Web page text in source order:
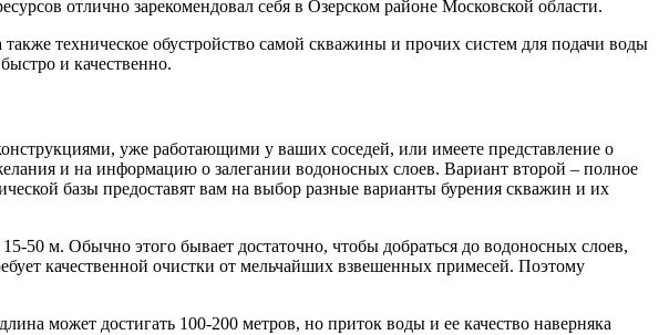
отлично зарекомендовал себя в Озерском районе Московской области.
техническое обустройство самой скважины и прочих систем для подачи воды
и качественно.
уже работающими у ваших соседей, или имеете представление о
и на информацию о залегании водоносных слоев. Вариант второй – полное
базы предоставят вам на выбор разные варианты бурения скважин и их
50 м. Обычно этого бывает достаточно, чтобы добраться до водоносных слоев,
качественной очистки от мельчайших взвешенных примесей. Поэтому
может достигать 100-200 метров, но приток воды и ее качество наверняка